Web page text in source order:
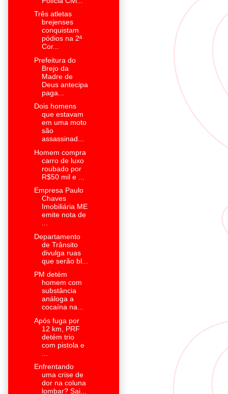
Três atletas
brejenses
conquistam
pódios na 2ª
Cor...
Prefeitura do
Brejo da
Madre de
Deus antecipa
paga...
Dois homens
que estavam
em uma moto
são
assassinad...
Homem compra
carro de luxo
roubado por
R$50 mil e ...
Empresa Paulo
Chaves
Imobiliária ME
emite nota de
...
Departamento
de Trânsito
divulga ruas
que serão bl...
PM detém
homem com
substância
análoga a
cocaína na...
Após fuga por
12 km, PRF
detém trio
com pistola e
Enfrentando
uma crise de
dor na coluna
lombar? Sai...